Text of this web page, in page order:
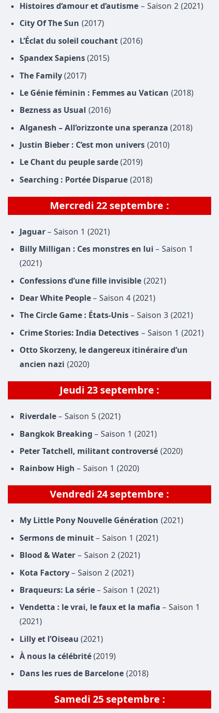
Histoires d’amour et d’autisme – Saison 2 (2021)
City Of The Sun (2017)
L’Éclat du soleil couchant (2016)
Spandex Sapiens (2015)
The Family (2017)
Le Génie féminin : Femmes au Vatican (2018)
Bezness as Usual (2016)
Alganesh – All’orizzonte una speranza (2018)
Justin Bieber : C’est mon univers (2010)
Le Chant du peuple sarde (2019)
Searching : Portée Disparue (2018)
Mercredi 22 septembre :
Jaguar – Saison 1 (2021)
Billy Milligan : Ces monstres en lui – Saison 1
(2021)
Confessions d’une fille invisible (2021)
Dear White People – Saison 4 (2021)
The Circle Game : États-Unis – Saison 3 (2021)
Crime Stories: India Detectives – Saison 1 (2021)
Otto Skorzeny, le dangereux itinéraire d’un
ancien nazi (2020)
Jeudi 23 septembre :
Riverdale – Saison 5 (2021)
Bangkok Breaking – Saison 1 (2021)
Peter Tatchell, militant controversé (2020)
Rainbow High – Saison 1 (2020)
Vendredi 24 septembre :
My Little Pony Nouvelle Génération (2021)
Sermons de minuit – Saison 1 (2021)
Blood & Water – Saison 2 (2021)
Kota Factory – Saison 2 (2021)
Braqueurs: La série – Saison 1 (2021)
Vendetta : le vrai, le faux et la mafia – Saison 1
(2021)
Lilly et l’Oiseau (2021)
À nous la célébrité (2019)
Dans les rues de Barcelone (2018)
Samedi 25 septembre :